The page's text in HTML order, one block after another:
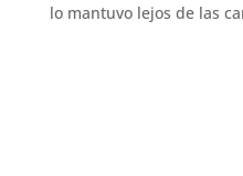
lo mantuvo lejos de las